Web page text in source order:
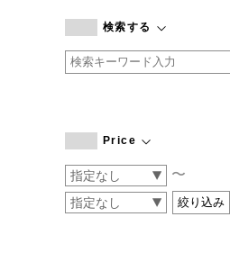
by basics
CATWORTH
CONVERSE
DEAN & DELUCA
検索する
Price
〜